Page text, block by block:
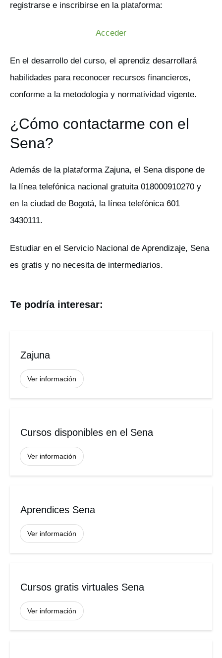
registrarse e inscribirse en la plataforma:
Acceder
En el desarrollo del curso, el aprendiz desarrollará
habilidades para reconocer recursos financieros,
conforme a la metodología y normatividad vigente.
¿Cómo contactarme con el
Sena?
Además de la plataforma Zajuna, el Sena dispone de
la línea telefónica nacional gratuita 018000910270 y
en la ciudad de Bogotá, la línea telefónica 601
3430111.
Estudiar en el Servicio Nacional de Aprendizaje, Sena
es gratis y no necesita de intermediarios.
Te podría interesar:
Zajuna
Ver información
Cursos disponibles en el Sena
Ver información
Aprendices Sena
Ver información
Cursos gratis virtuales Sena
Ver información